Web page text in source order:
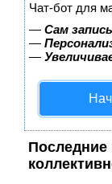
Чат-бот для
— Сам
—
—
Последние